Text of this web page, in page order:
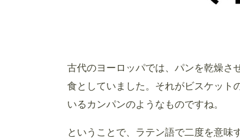
古代のヨーロッパでは、パンを乾燥さ
食としていました。それがビスケット
いるカンパンのようなものですね。
ということで、ラテン語で二度を意味